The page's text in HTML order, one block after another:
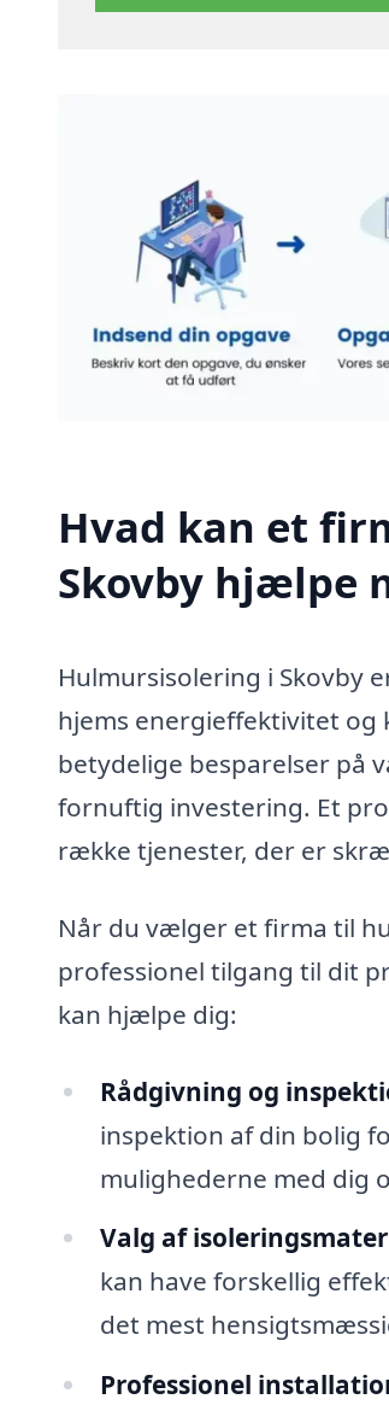
Hvad kan et
Skovby hjælpe
Hulmursisolering i Skovby
hjems energieffektivitet
betydelige besparelser på
fornuftig investering. Et
række tjenester, der er
Når du vælger et firma til
professionel tilgang til dit
kan hjælpe dig:
Rådgivning og
inspektion af din bolig
mulighederne med dig
Valg af
kan have forskellig
det mest
Professionel